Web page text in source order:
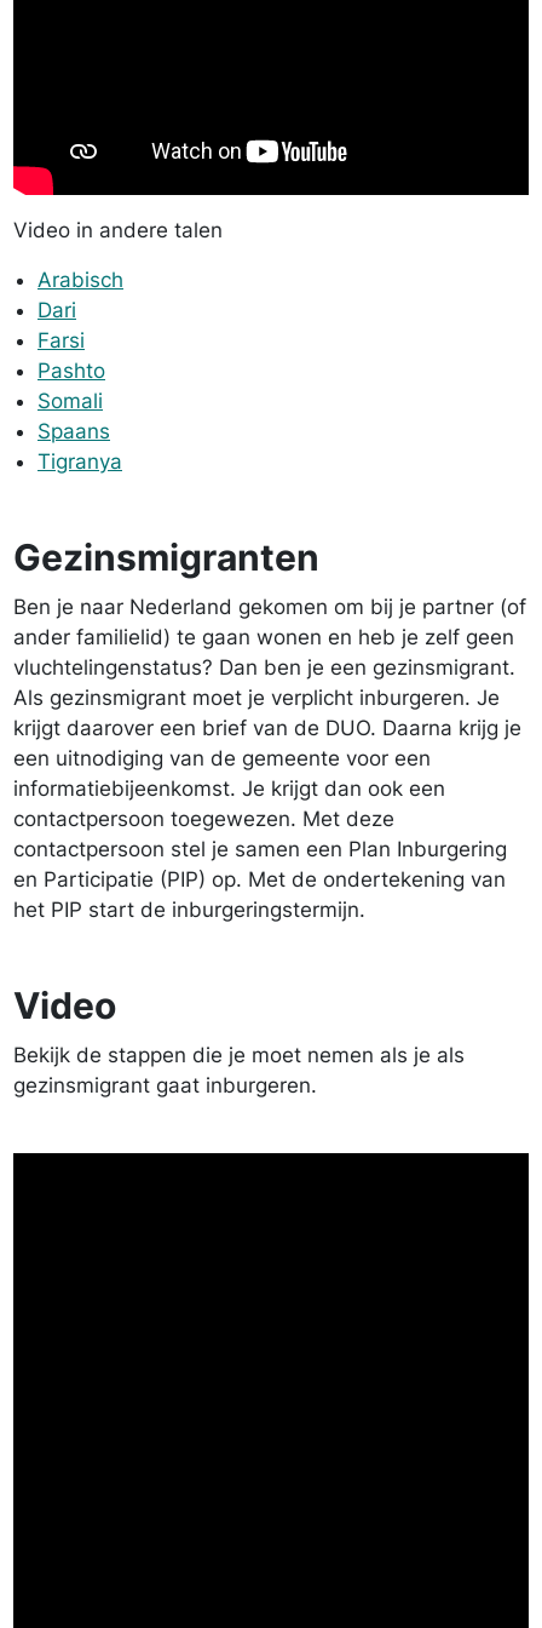
Video in andere talen
Arabisch
Dari
Farsi
Pashto
Somali
Spaans
Tigranya
Gezinsmigranten
Ben je naar Nederland gekomen om bij je partner (of
ander familielid) te gaan wonen en heb je zelf geen
vluchtelingenstatus? Dan ben je een gezinsmigrant.
Als gezinsmigrant moet je verplicht inburgeren. Je
krijgt daarover een brief van de DUO. Daarna krijg je
een uitnodiging van de gemeente voor een
informatiebijeenkomst. Je krijgt dan ook een
contactpersoon toegewezen. Met deze
contactpersoon stel je samen een Plan Inburgering
en Participatie (PIP) op. Met de ondertekening van
het PIP start de inburgeringstermijn.
Video
Bekijk de stappen die je moet nemen als je als
gezinsmigrant gaat inburgeren.